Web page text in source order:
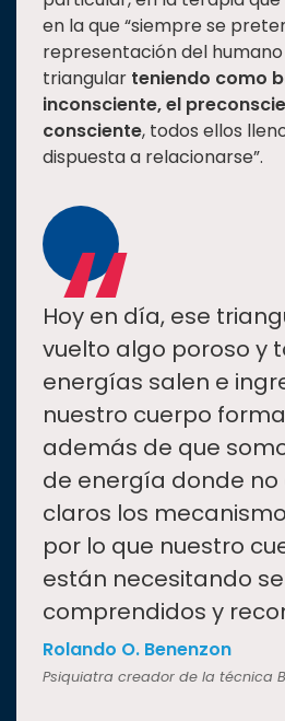
en la que “siempre se
representación del
triangular teniendo como
inconsciente, el
consciente, todos ellos
dispuesta a relacionarse”.
“
Hoy en día, ese
vuelto algo poroso y
energías salen e
nuestro cuerpo
además de que
de energía donde
claros los
por lo que nuestro
están necesitando
comprendidos y
Rolando O. Benenzon
Psiquiatra creador de la técnica